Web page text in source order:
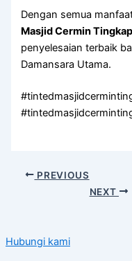
Dengan semua
Masjid Cermin
penyelesaian terbaik
Damansara Utama.
PREVIOUS
NEXT
Hubungi kami